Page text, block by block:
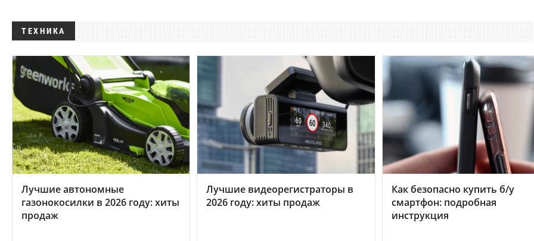
ТЕХНИКА
Лучшие автономные
газонокосилки в 2026 году: хиты
продаж
Лучшие видеорегистраторы в
2026 году: хиты продаж
Как безопасно купить б/у
смартфон: подробная
инструкция